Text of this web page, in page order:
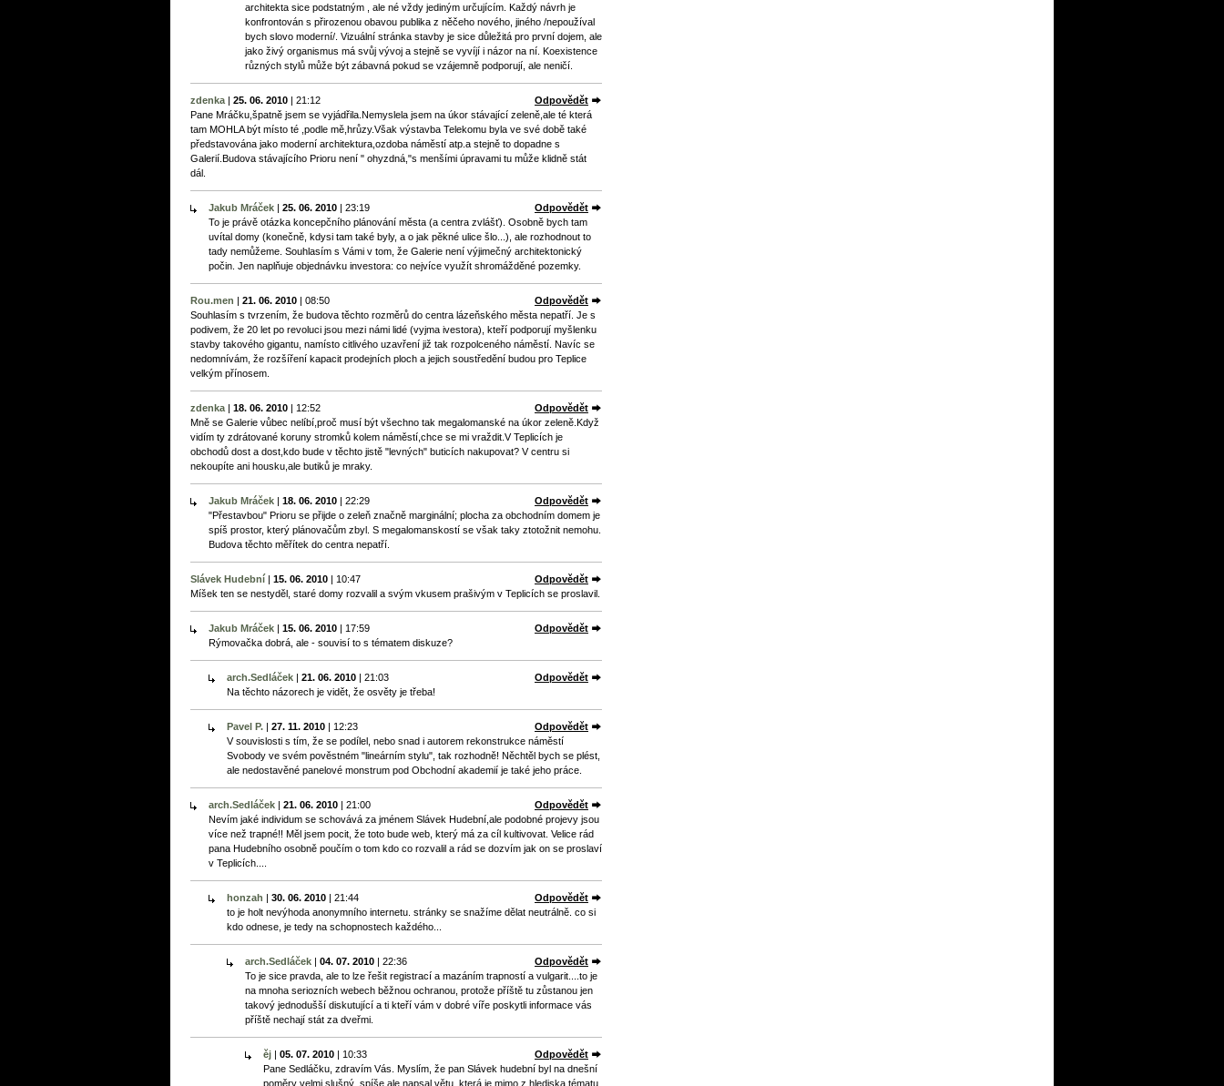
architekta sice podstatným , ale né vždy jediným určujícím. Každý návrh je
konfrontován s přirozenou obavou publika z něčeho nového, jiného /nepoužíval
bych slovo moderní/. Vizuální stránka stavby je sice důležitá pro první dojem, ale
jako živý organismus má svůj vývoj a stejně se vyvíjí i názor na ní. Koexistence
různých stylů může být zábavná pokud se vzájemně podporují, ale neničí.
zdenka | 25. 06. 2010 | 21:12
Odpovědět
Pane Mráčku,špatně jsem se vyjádřila.Nemyslela jsem na úkor stávající zeleně,ale té která
tam MOHLA být místo té ,podle mě,hrůzy.Však výstavba Telekomu byla ve své době také
představována jako moderní architektura,ozdoba náměstí atp.a stejně to dopadne s
Galerií.Budova stávajícího Prioru není " ohyzdná,"s menšími úpravami tu může klidně stát
dál.
Jakub Mráček | 25. 06. 2010 | 23:19
Odpovědět
To je právě otázka koncepčního plánování města (a centra zvlášť). Osobně bych tam
uvítal domy (konečně, kdysi tam také byly, a o jak pěkné ulice šlo...), ale rozhodnout to
tady nemůžeme. Souhlasím s Vámi v tom, že Galerie není výjimečný architektonický
počin. Jen naplňuje objednávku investora: co nejvíce využít shromážděné pozemky.
Rou.men | 21. 06. 2010 | 08:50
Odpovědět
Souhlasím s tvrzením, že budova těchto rozměrů do centra lázeňského města nepatří. Je s
podivem, že 20 let po revoluci jsou mezi námi lidé (vyjma ivestora), kteří podporují myšlenku
stavby takového gigantu, namísto citlivého uzavření již tak rozpolceného náměstí. Navíc se
nedomnívám, že rozšíření kapacit prodejních ploch a jejich soustředění budou pro Teplice
velkým přínosem.
zdenka | 18. 06. 2010 | 12:52
Odpovědět
Mně se Galerie vůbec nelíbí,proč musí být všechno tak megalomanské na úkor zeleně.Když
vidím ty zdrátované koruny stromků kolem náměstí,chce se mi vraždit.V Teplicích je
obchodů dost a dost,kdo bude v těchto jistě "levných" buticích nakupovat? V centru si
nekoupíte ani housku,ale butiků je mraky.
Jakub Mráček | 18. 06. 2010 | 22:29
Odpovědět
"Přestavbou" Prioru se přijde o zeleň značně marginální; plocha za obchodním domem je
spíš prostor, který plánovačům zbyl. S megalomanskostí se však taky ztotožnit nemohu.
Budova těchto měřítek do centra nepatří.
Slávek Hudební | 15. 06. 2010 | 10:47
Odpovědět
Míšek ten se nestyděl, staré domy rozvalil a svým vkusem prašivým v Teplicích se proslavil.
Jakub Mráček | 15. 06. 2010 | 17:59
Odpovědět
Rýmovačka dobrá, ale - souvisí to s tématem diskuze?
arch.Sedláček | 21. 06. 2010 | 21:03
Odpovědět
Na těchto názorech je vidět, že osvěty je třeba!
Pavel P. | 27. 11. 2010 | 12:23
Odpovědět
V souvislosti s tím, že se podílel, nebo snad i autorem rekonstrukce náměstí
Svobody ve svém pověstném "lineárním stylu", tak rozhodně! Něchtěl bych se plést,
ale nedostavěné panelové monstrum pod Obchodní akademií je také jeho práce.
arch.Sedláček | 21. 06. 2010 | 21:00
Odpovědět
Nevím jaké individum se schovává za jménem Slávek Hudební,ale podobné projevy jsou
více než trapné!! Měl jsem pocit, že toto bude web, který má za cíl kultivovat. Velice rád
pana Hudebního osobně poučím o tom kdo co rozvalil a rád se dozvím jak on se proslaví
v Teplicích....
honzah | 30. 06. 2010 | 21:44
Odpovědět
to je holt nevýhoda anonymního internetu. stránky se snažíme dělat neutrálně. co si
kdo odnese, je tedy na schopnostech každého...
arch.Sedláček | 04. 07. 2010 | 22:36
Odpovědět
To je sice pravda, ale to lze řešit registrací a mazáním trapností a vulgarit....to je
na mnoha seriozních webech běžnou ochranou, protože příště tu zůstanou jen
takový jednodušší diskutující a ti kteří vám v dobré víře poskytli informace vás
příště nechají stát za dveřmi.
ěj | 05. 07. 2010 | 10:33
Odpovědět
Pane Sedláčku, zdravím Vás. Myslím, že pan Slávek hudební byl na dnešní
poměry velmi slušný, spíše ale napsal větu, která je mimo z hlediska tématu